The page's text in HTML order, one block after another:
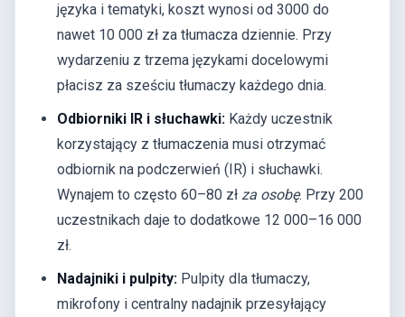
języka i tematyki, koszt wynosi od 3000 do
nawet 10 000 zł za tłumacza dziennie. Przy
wydarzeniu z trzema językami docelowymi
płacisz za sześciu tłumaczy każdego dnia.
Odbiorniki IR i słuchawki: Każdy uczestnik
korzystający z tłumaczenia musi otrzymać
odbiornik na podczerwień (IR) i słuchawki.
Wynajem to często 60–80 złza osobę. Przy 200
uczestnikach daje to dodatkowe 12 000–16 000
zł.
Nadajniki i pulpity: Pulpity dla tłumaczy,
mikrofony i centralny nadajnik przesyłający